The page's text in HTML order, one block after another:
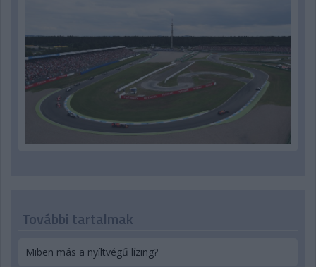
További tartalmak
Miben más a nyíltvégű lízing?